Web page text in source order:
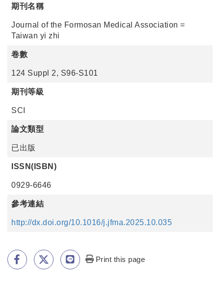
期刊名稱
Journal of the Formosan Medical Association =
Taiwan yi zhi
卷數
124 Suppl 2, S96-S101
期刊等級
SCI
論文類型
已出版
ISSN(ISBN)
0929-6646
參考連結
http://dx.doi.org/10.1016/j.jfma.2025.10.035
Print this page